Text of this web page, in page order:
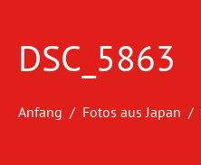
DSC_5863
Anfang Fotos aus Japan